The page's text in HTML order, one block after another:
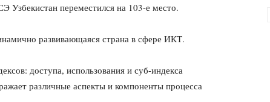
Узбекистан переместился на 103-е место.
развивающаяся страна в сфере ИКТ.
доступа, использования и суб-индекса
различные аспекты и компоненты процесса